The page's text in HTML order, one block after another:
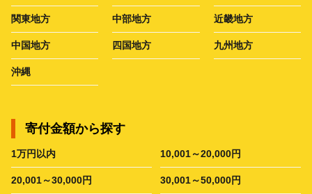
関東地方 中部地方 近畿地方
中国地方 四国地方 九州地方
沖縄
寄付金額から探す
1万円以内 10,001～20,000円
20,001～30,000円 30,001～50,000円